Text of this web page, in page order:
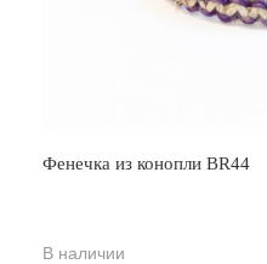
Фенечка из конопли BR44
В наличии